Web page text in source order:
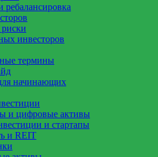
инвесторов
термины
начинающих
и цифровые активы
и стартапы
и REIT